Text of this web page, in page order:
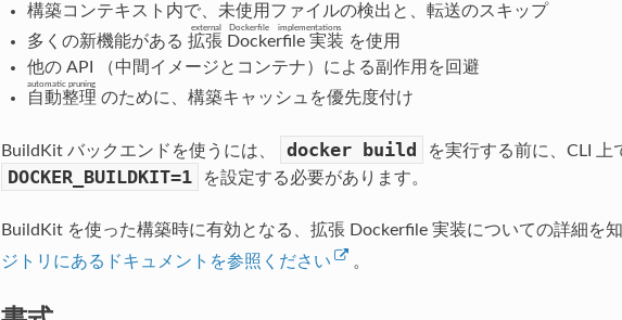
構築コンテキスト内で、未使用ファイルの検出と、転送のスキップ
多くの新機能がある 拡張 Dockerfile 実装
external Dockerfile implementations
を使用
他の API （中間イメージとコンテナ）による副作用を回避
自動整理
automatic pruning
のために、構築キャッシュを優先度付け
BuildKit バックエンドを使うには、 docker build を実行する前に、CLI 上
DOCKER_BUILDKIT=1 を設定する必要があります。
BuildKit を使った構築時に有効となる、拡張 Dockerfile 実装についての詳細を
ジトリにあるドキュメントを参照ください
。